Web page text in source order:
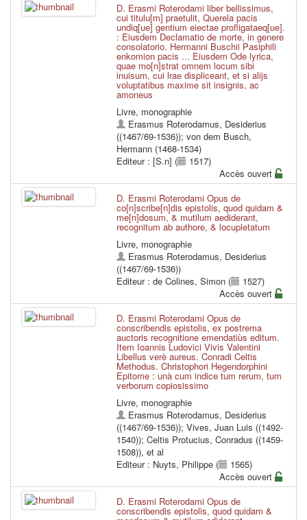
D. Erasmi Roterodami liber bellissimus,
cui titulu[m] praetulit, Querela pacis
undiq[ue] gentium eiectae profligataeq[ue].
: Eiusdem Declamatio de morte, in genere
consolatorio. Hermanni Buschii Pasiphili
enkomion pacis ... Eiusdem Ode lyrica,
quae mo[n]strat omnem locum sibi
inuisum, cui lrae displiceant, et si alijs
voluptatibus maxime sit insignis, ac
amoneus
Livre, monographie
Erasmus Roterodamus, Desiderius
((1467/69-1536)); von dem Busch,
Hermann (1468-1534)
Editeur : [S.n] (
1517)
Accès ouvert
D. Erasmi Roterodami Opus de
co[n]scribe[n]dis epistolis, quod quidam &
me[n]dosum, & mutilum aediderant,
recognitum ab authore, & locupletatum
Livre, monographie
Erasmus Roterodamus, Desiderius
((1467/69-1536))
Editeur : de Colines, Simon (
1527)
Accès ouvert
D. Erasmi Roterodami Opus de
conscribendis epistolis, ex postrema
auctoris recognitione emendatiùs editum.
Item Ioannis Ludovici Vivis Valentini
Libellus verè aureus. Conradi Celtis
Methodus. Christophori Hegendorphini
Epitome : unà cum indice tum rerum, tum
verborum copiosissimo
Livre, monographie
Erasmus Roterodamus, Desiderius
((1467/69-1536)); Vives, Juan Luis ((1492-
1540)); Celtis Protucius, Conradus ((1459-
1508)), et al
Editeur : Nuyts, Philippe (
1565)
Accès ouvert
D. Erasmi Roterodami Opus de
conscribendis epistolis, quod quidam &